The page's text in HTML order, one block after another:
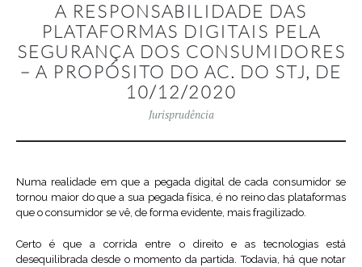
A RESPONSABILIDADE DAS
PLATAFORMAS DIGITAIS PELA
SEGURANÇA DOS CONSUMIDORES
– A PROPÓSITO DO AC. DO STJ, DE
10/12/2020
Jurisprudência
Numa realidade em que a pegada digital de cada consumidor se
tornou maior do que a sua pegada física, é no reino das plataformas
que o consumidor se vê, de forma evidente, mais fragilizado.
Certo é que a corrida entre o direito e as tecnologias está
desequilibrada desde o momento da partida. Todavia, há que notar